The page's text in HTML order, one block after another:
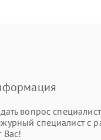
вопрос
специалист с
Вас!